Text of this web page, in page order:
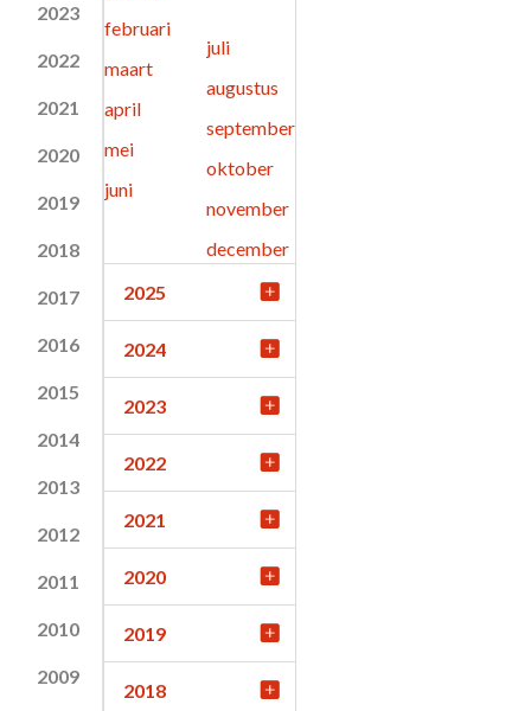
2023
2022
2021
2020
2019
2018
2017
2016
2015
2014
2013
2012
2011
2010
2009
februari
maart
april
mei
juni
juli
augustus
september
oktober
november
december
2025
2024
2023
2022
2021
2020
2019
2018